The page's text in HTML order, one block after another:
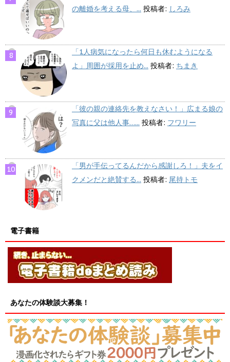
の離婚を考える母、... 投稿者: しろみ
「1人病気になったら何日も休むようになる
よ」周囲が採用を止め... 投稿者: ちまき
「彼の親の連絡先を教えなさい！」広まる娘の
写真に父は他人事…... 投稿者: フワリー
「男が手伝ってるんだから感謝しろ！」夫をイ
クメンだと絶賛する... 投稿者: 尾持トモ
電子書籍
あなたの体験談大募集！